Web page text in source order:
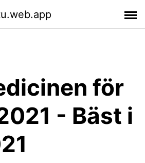
för
- Bäst i